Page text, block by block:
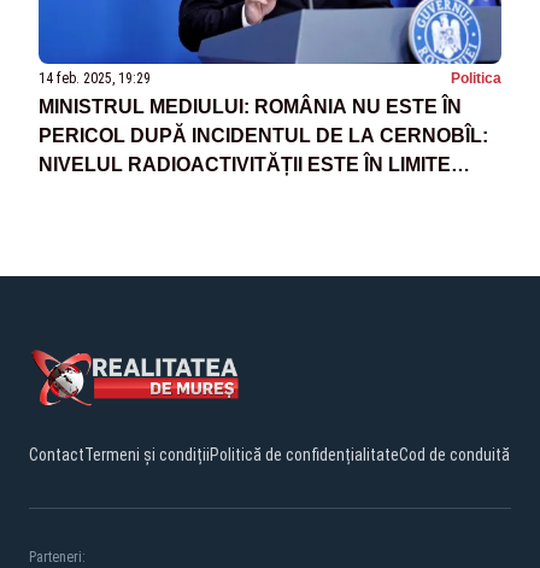
14 feb. 2025, 19:29 Politica
MINISTRUL MEDIULUI: ROMÂNIA NU ESTE ÎN
PERICOL DUPĂ INCIDENTUL DE LA CERNOBÎL:
NIVELUL RADIOACTIVITĂȚII ESTE ÎN LIMITE
ContactTermeni și condițiiPolitică de confidențialitateCod de conduită
Parteneri: